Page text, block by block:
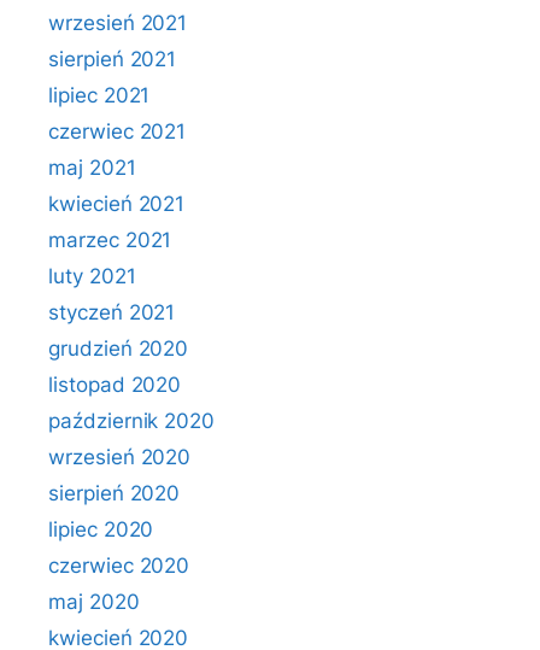
wrzesień 2021
sierpień 2021
lipiec 2021
czerwiec 2021
maj 2021
kwiecień 2021
marzec 2021
luty 2021
styczeń 2021
grudzień 2020
listopad 2020
październik 2020
wrzesień 2020
sierpień 2020
lipiec 2020
czerwiec 2020
maj 2020
kwiecień 2020